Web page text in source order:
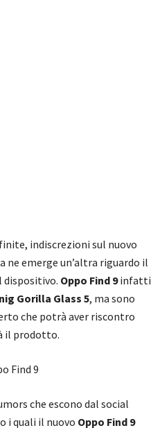
indiscrezioni sul nuovo
ne emerge un’altra riguardo il
dispositivo. Oppo Find 9infatti
Gorilla Glass 5, ma sono
che potrà aver riscontro
il prodotto.
che escono dal social
i quali il nuovo Oppo Find 9